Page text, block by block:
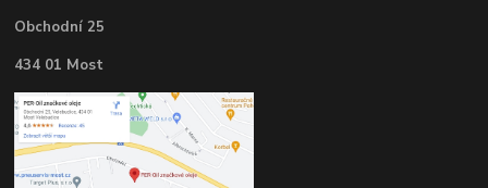
Obchodní 25
434 01 Most